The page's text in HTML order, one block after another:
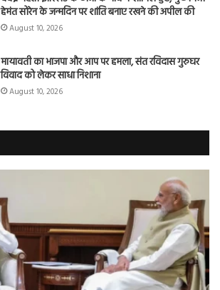
हेमंत सोरेन के जन्मदिन पर शांति बनाए रखने की अपील की
August 10, 2026
मायावती का भाजपा और आप पर हमला, संत रविदास गुरुघर
विवाद को लेकर साधा निशाना
August 10, 2026